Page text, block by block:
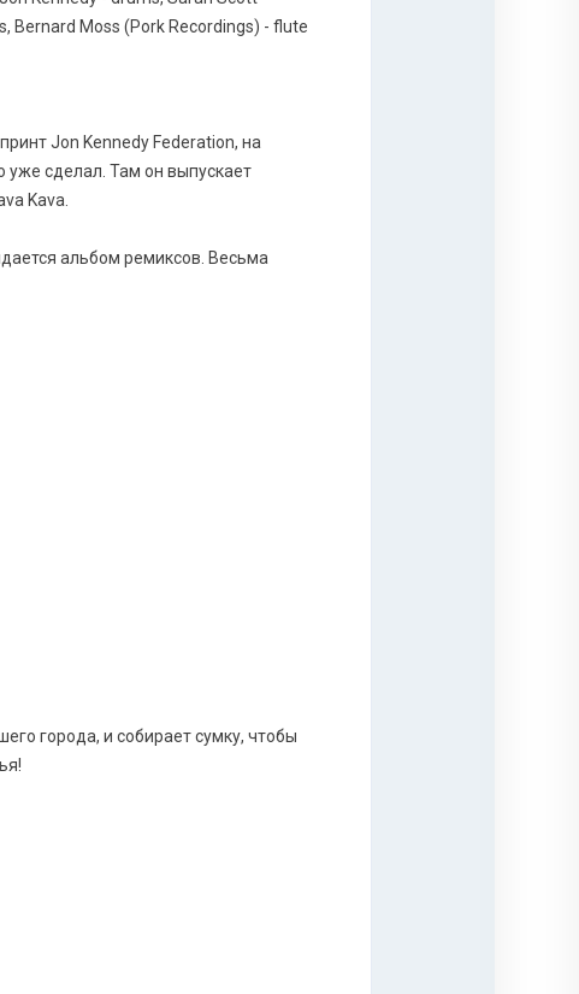
Bernard Moss (Pork Recordings) - flute
Jon Kennedy Federation, на
уже сделал. Там он выпускает
Kava.
альбом ремиксов. Весьма
города, и собирает сумку, чтобы